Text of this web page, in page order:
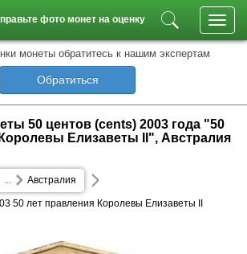
фото монет на оценку
монеты обратитесь к нашим экспертам
Обратиться
50 центов (cents) 2003 года "50
Елизаветы II", Австралия
Австралия
...
50 лет правления Королевы Елизаветы II